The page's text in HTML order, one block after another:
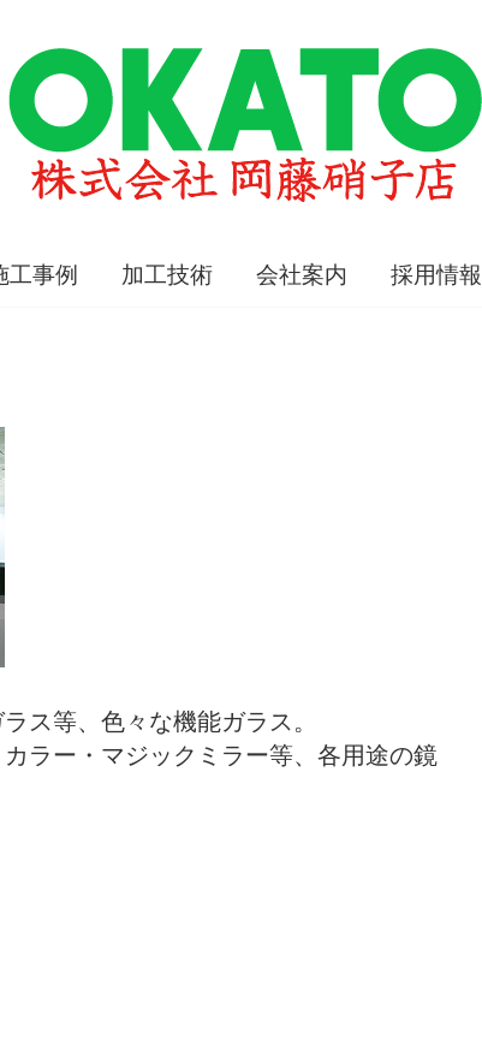
工事例 加工技術 会社案内 採用情報
ス等、色々な機能ガラス。
ラー・マジックミラー等、各用途の鏡